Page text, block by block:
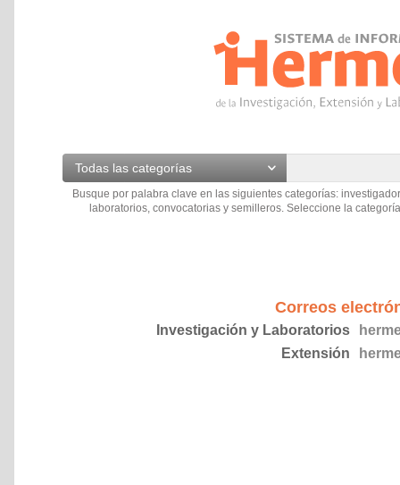
Todas las categorías
Busque por palabra clave en las siguientes categorías:
laboratorios, convocatorias y semilleros. Seleccione la
Correos
Investigación y Laboratorios
Extensión